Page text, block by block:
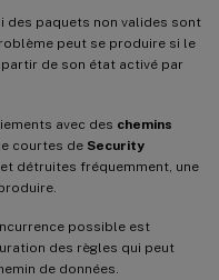
des paquets non valides sont
peut se produire si le
de son état activé par
avec des chemins
courtes de Security
détruites fréquemment, une
possible est
des règles qui peut
de données.